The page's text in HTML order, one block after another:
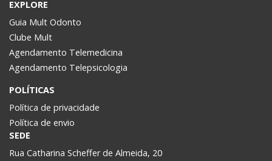
EXPLORE
Guia Mult Odonto
Clube Mult
Agendamento Telemedicina
Agendamento Telepsicologia
POLÍTICAS
Política de privacidade
Política de envio
SEDE
Rua Catharina Scheffer de Almeida, 20